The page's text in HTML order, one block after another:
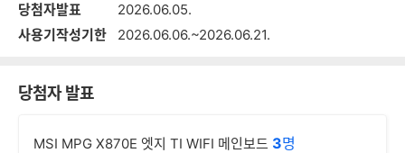
당첨자발표
2026.06.05.
사용기작성기한
2026.06.06.~2026.06.21.
당첨자 발표
MSI MPG X870E 엣지 TI WIFI 메인보드 3명